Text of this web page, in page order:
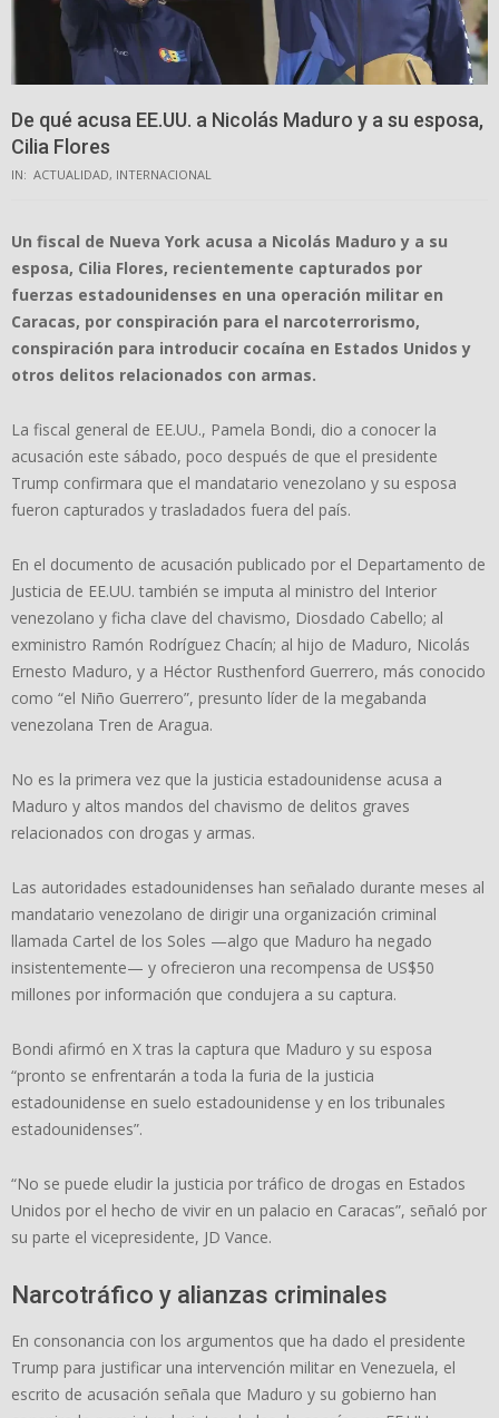
De qué acusa EE.UU. a Nicolás Maduro y a su esposa,
Cilia Flores
IN: ACTUALIDAD, INTERNACIONAL
Un fiscal de Nueva York acusa a Nicolás Maduro y a su
esposa, Cilia Flores, recientemente capturados por
fuerzas estadounidenses en una operación militar en
Caracas, por conspiración para el narcoterrorismo,
conspiración para introducir cocaína en Estados Unidos y
otros delitos relacionados con armas.
La fiscal general de EE.UU., Pamela Bondi, dio a conocer la
acusación este sábado, poco después de que el presidente
Trump confirmara que el mandatario venezolano y su esposa
fueron capturados y trasladados fuera del país.
En el documento de acusación publicado por el Departamento de
Justicia de EE.UU. también se imputa al ministro del Interior
venezolano y ficha clave del chavismo, Diosdado Cabello; al
exministro Ramón Rodríguez Chacín; al hijo de Maduro, Nicolás
Ernesto Maduro, y a Héctor Rusthenford Guerrero, más conocido
como “el Niño Guerrero”, presunto líder de la megabanda
venezolana Tren de Aragua.
No es la primera vez que la justicia estadounidense acusa a
Maduro y altos mandos del chavismo de delitos graves
relacionados con drogas y armas.
Las autoridades estadounidenses han señalado durante meses al
mandatario venezolano de dirigir una organización criminal
llamada Cartel de los Soles —algo que Maduro ha negado
insistentemente— y ofrecieron una recompensa de US$50
millones por información que condujera a su captura.
Bondi afirmó en X tras la captura que Maduro y su esposa
“pronto se enfrentarán a toda la furia de la justicia
estadounidense en suelo estadounidense y en los tribunales
estadounidenses”.
“No se puede eludir la justicia por tráfico de drogas en Estados
Unidos por el hecho de vivir en un palacio en Caracas”, señaló por
su parte el vicepresidente, JD Vance.
Narcotráfico y alianzas criminales
En consonancia con los argumentos que ha dado el presidente
Trump para justificar una intervención militar en Venezuela, el
escrito de acusación señala que Maduro y su gobierno han